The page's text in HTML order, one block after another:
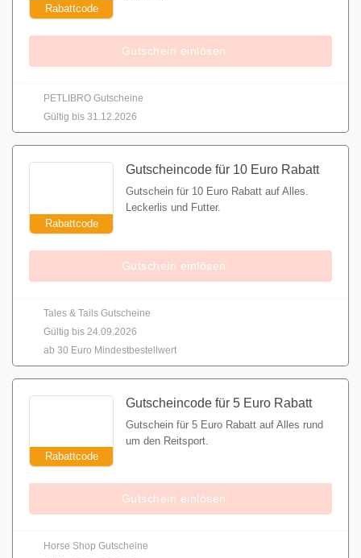
Rabattcode
Gutschein einlösen
PETLIBRO Gutscheine
Gültig bis 31.12.2026
Rabattcode
Gutscheincode für 10 Euro Rabatt
Gutschein für 10 Euro Rabatt auf Alles.
Leckerlis und Futter.
Gutschein einlösen
Tales & Tails Gutscheine
Gültig bis 24.09.2026
ab 30 Euro Mindestbestellwert
Rabattcode
Gutscheincode für 5 Euro Rabatt
Gutschein für 5 Euro Rabatt auf Alles rund
um den Reitsport.
Gutschein einlösen
Horse Shop Gutscheine